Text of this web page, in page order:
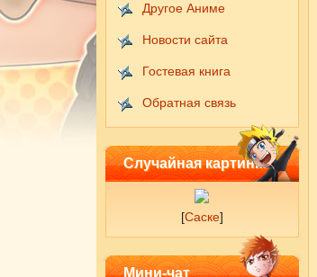
Другое Аниме
Новости сайта
Гостевая книга
Обратная связь
Случайная картинка
[Саске]
Мини-чат